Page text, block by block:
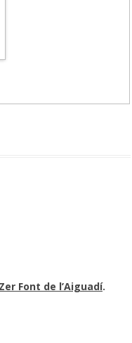
Zer Font de l’Aiguadí.